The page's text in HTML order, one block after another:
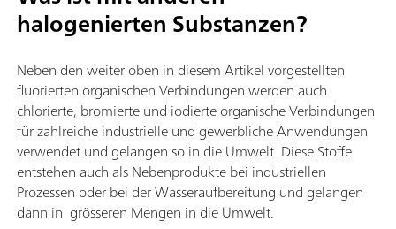
halogenierten Substanzen?
Neben den weiter oben in diesem Artikel vorgestellten
fluorierten organischen Verbindungen werden auch
chlorierte, bromierte und iodierte organische Verbindungen
für zahlreiche industrielle und gewerbliche Anwendungen
verwendet und gelangen so in die Umwelt. Diese Stoffe
entstehen auch als Nebenprodukte bei industriellen
Prozessen oder bei der Wasseraufbereitung und gelangen
dann in grösseren Mengen in die Umwelt.